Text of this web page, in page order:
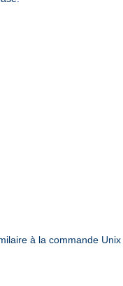
à la commande Unix